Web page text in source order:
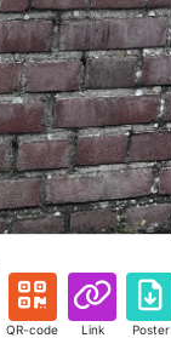
QR-code Link Poster